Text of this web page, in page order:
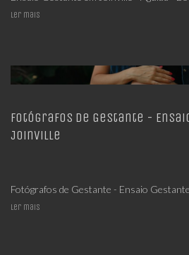
Ler mais
Fotógrafos de Gestante -
Joinville
Fotógrafos de Gestante - Ensaio
Ler mais